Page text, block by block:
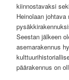
kiinnostavaksi
Heinolaan
Seestan jälkeen
asemarakennus
päärakennus on